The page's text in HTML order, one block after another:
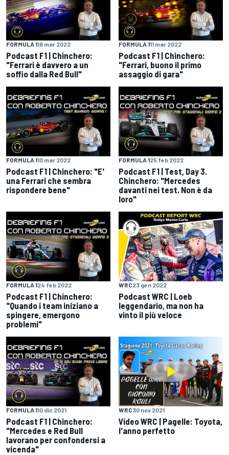
FORMULA 118 mar 2022
Podcast F1 | Chinchero:
"Ferrari è davvero a un
soffio dalla Red Bull"
FORMULA 111 mar 2022
Podcast F1 | Chinchero:
"Ferrari, buono il primo
assaggio di gara"
FORMULA 110 mar 2022
Podcast F1 | Chinchero: "E'
una Ferrari che sembra
rispondere bene"
FORMULA 125 feb 2022
Podcast F1 | Test, Day 3.
Chinchero: "Mercedes
davanti nei test. Non è da
loro"
FORMULA 124 feb 2022
Podcast F1 | Chinchero:
"Quando i team iniziano a
spingere, emergono
problemi"
WRC23 gen 2022
Podcast WRC | Loeb
leggendario, ma non ha
vinto il più veloce
FORMULA 110 dic 2021
Podcast F1 | Chinchero:
"Mercedes e Red Bull
lavorano per confondersi a
vicenda"
WRC30 nov 2021
Video WRC | Pagelle: Toyota,
l'anno perfetto